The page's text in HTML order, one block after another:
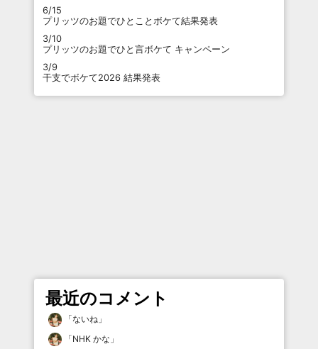
6/15
プリッツのお題でひとことボケて結果発表
3/10
プリッツのお題でひと言ボケて キャンペーン
3/9
干支でボケて2026 結果発表
最近のコメント
「ないね 」
「NHK かな 」